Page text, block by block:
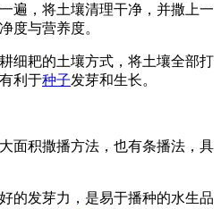
遍，将土壤清理干净，并撒上一
度与营养度。
细耙的土壤方式，将土壤全部打
利于种子发芽和生长。
面积撒播方法，也有条播法，具
的发芽力，是易于播种的水生品